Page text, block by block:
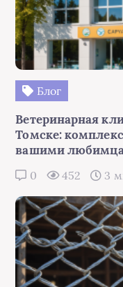
Блог
Ветеринарная
Томске:
вашими
0 452 3